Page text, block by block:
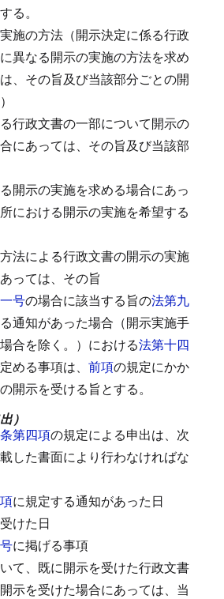
る。
施の方法（開示決定に係る行政
異なる開示の実施の方法を求め
、その旨及び当該部分ごとの開
行政文書の一部について開示の
にあっては、その旨及び当該部
開示の実施を求める場合にあっ
における開示の実施を希望する
法による行政文書の開示の実施
っては、その旨
号の場合に該当する旨の法第九
通知があった場合（開示実施手
合を除く。）における法第十四
める事項は、 前項の規定にかか
開示を受ける旨とする。
）
第四項の規定による申出は、次
した書面により行わなければな
に規定する通知があった日
けた日
に掲げる事項
て、既に開示を受けた行政文書
示を受けた場合にあっては、当